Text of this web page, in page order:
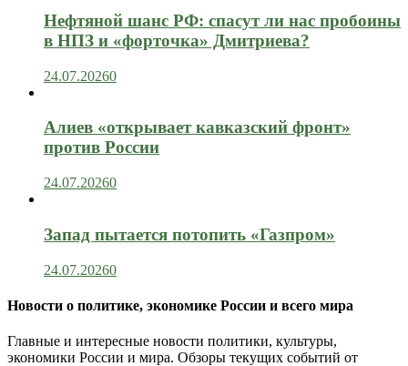
Нефтяной шанс РФ: спасут ли нас пробоины
в НПЗ и «форточка» Дмитриева?
24.07.20260
Алиев «открывает кавказский фронт»
против России
24.07.20260
Запад пытается потопить «Газпром»
24.07.20260
Новости о политике, экономике России и всего мира
Главные и интересные новости политики, культуры,
экономики России и мира. Обзоры текущих событий от